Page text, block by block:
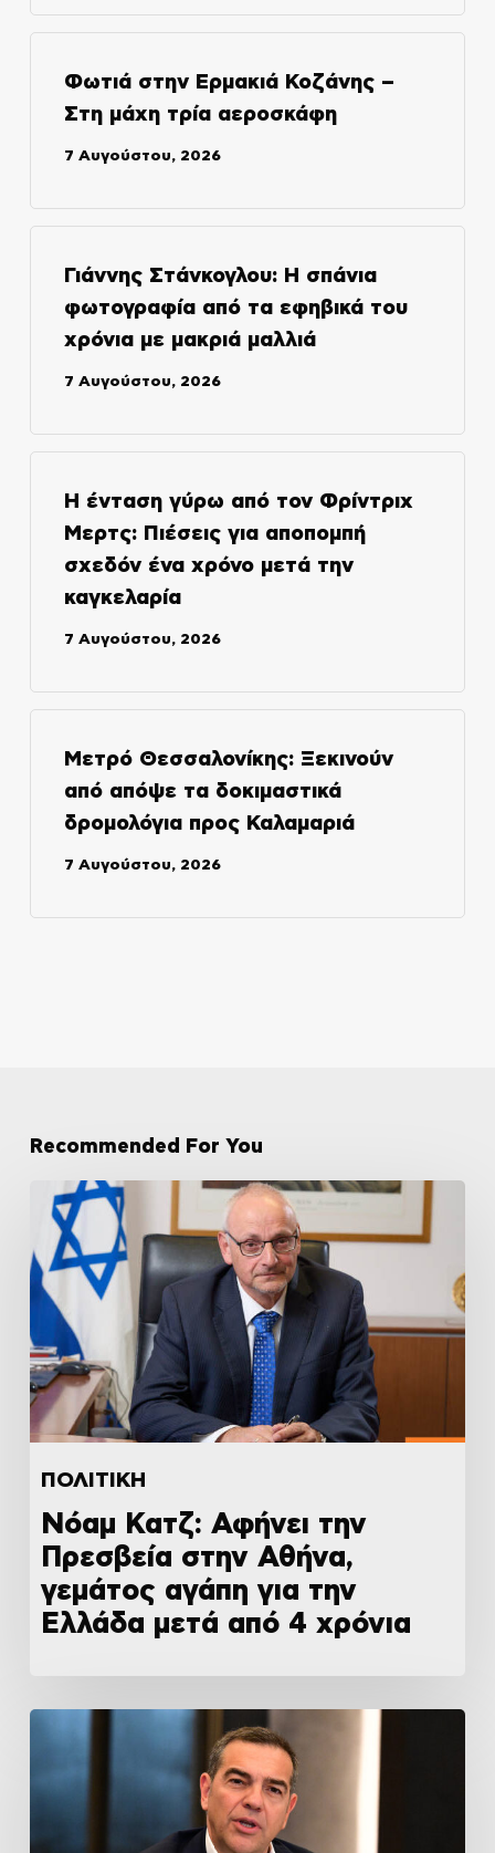
Φωτιά στην Ερμακιά Κοζάνης –
Στη μάχη τρία αεροσκάφη
7 Αυγούστου, 2026
Γιάννης Στάνκογλου: Η σπάνια
φωτογραφία από τα εφηβικά του
χρόνια με μακριά μαλλιά
7 Αυγούστου, 2026
Η ένταση γύρω από τον Φρίντριχ
Μερτς: Πιέσεις για αποπομπή
σχεδόν ένα χρόνο μετά την
καγκελαρία
7 Αυγούστου, 2026
Μετρό Θεσσαλονίκης: Ξεκινούν
από απόψε τα δοκιμαστικά
δρομολόγια προς Καλαμαριά
7 Αυγούστου, 2026
Recommended For You
ΠΟΛΙΤΙΚΗ
Νόαμ Κατζ: Αφήνει την
Πρεσβεία στην Αθήνα,
γεμάτος αγάπη για την
Ελλάδα μετά από 4 χρόνια